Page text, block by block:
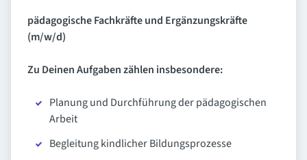
pädagogische Fachkräfte und Ergänzungskräfte
(m/w/d)
Zu Deinen Aufgaben zählen insbesondere:
Planung und Durchführung der pädagogischen
Arbeit
Begleitung kindlicher Bildungsprozesse